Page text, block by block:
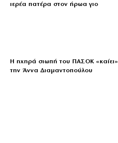
ιερέα πατέρα στον ήρωα γιο
Η ηχηρά σιωπή του ΠΑΣΟΚ «καίει»
την Άννα Διαμαντοπούλου